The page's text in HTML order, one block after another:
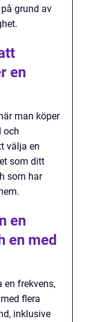
grund av
en
man köper
och
välja en
som ditt
som har
en
en med
en frekvens,
flera
inklusive